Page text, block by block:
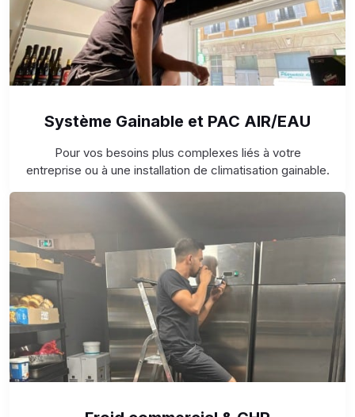
Système Gainable et PAC AIR/EAU
Pour vos besoins plus complexes liés à votre
entreprise ou à une installation de climatisation gainable.